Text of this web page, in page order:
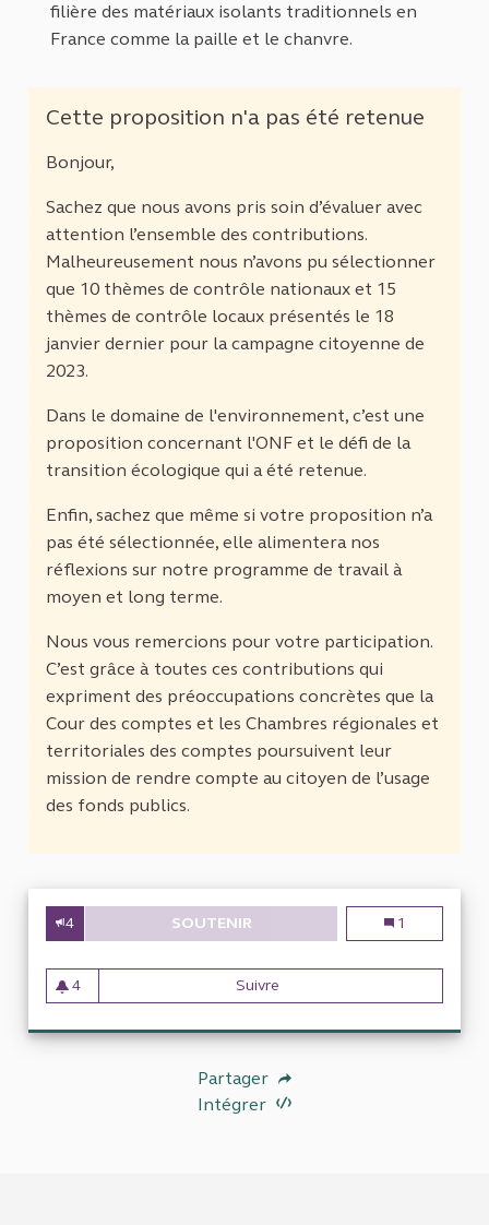
filière des matériaux isolants traditionnels en
France comme la paille et le chanvre.
Cette proposition n'a pas été retenue
Bonjour,
Sachez que nous avons pris soin d’évaluer avec
attention l’ensemble des contributions.
Malheureusement nous n’avons pu sélectionner
que 10 thèmes de contrôle nationaux et 15
thèmes de contrôle locaux présentés le 18
janvier dernier pour la campagne citoyenne de
2023.
Dans le domaine de l'environnement, c’est une
proposition concernant l'ONF et le défi de la
transition écologique qui a été retenue.
Enfin, sachez que même si votre proposition n’a
pas été sélectionnée, elle alimentera nos
réflexions sur notre programme de travail à
moyen et long terme.
Nous vous remercions pour votre participation.
C’est grâce à toutes ces contributions qui
expriment des préoccupations concrètes que la
Cour des comptes et les Chambres régionales et
territoriales des comptes poursuivent leur
mission de rendre compte au citoyen de l’usage
des fonds publics.
4 SOUTENIR ACCOMPAGNEMENT DU
1
4
4 abonnés
Suivre
Partager
Intégrer